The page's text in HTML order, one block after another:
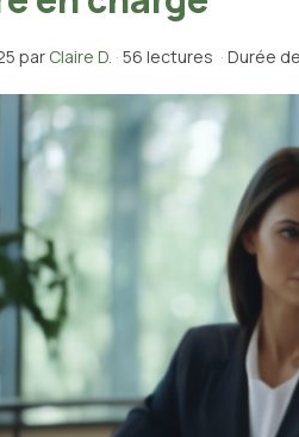
par Claire D. · 56 lectures · Durée